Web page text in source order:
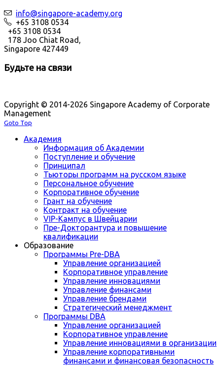
info@singapore-academy.org
+65 3108 0534
+65 3108 0534
178 Joo Chiat Road,
Singapore 427449
Будьте на связи
Copyright © 2014-2026 Singapore Academy of Corporate
Management
Goto Top
Академия
Информация об Академии
Поступление и обучение
Принципал
Тьюторы программ на русском языке
Персональное обучение
Корпоративное обучение
Грант на обучение
Контракт на обучение
VIP-Кампус в Швейцарии
Пре-Докторантура и повышение
квалификации
Образование
Программы Pre-DBA
Управление организацией
Корпоративное управление
Управление инновациями
Управление финансами
Управление брендами
Стратегический менеджмент
Программы DBA
Управление организацией
Корпоративное управление
Управление инновациями в организации
Управление корпоративными
финансами и финансовая безопасность